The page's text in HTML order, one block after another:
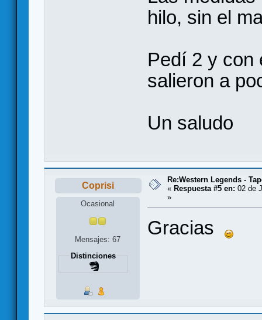
hilo, sin el
Pedí 2 y con
salieron a
Un saludo
Coprisi
Ocasional
Mensajes: 67
Distinciones
Re:Western Legends -
« Respuesta #5 en: 02 de
»
Gracias